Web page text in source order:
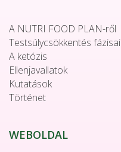
A NUTRI FOOD PLAN-ről
Testsúlycsökkentés fázisai
A ketózis
Ellenjavallatok
Kutatások
Történet
WEBOLDAL